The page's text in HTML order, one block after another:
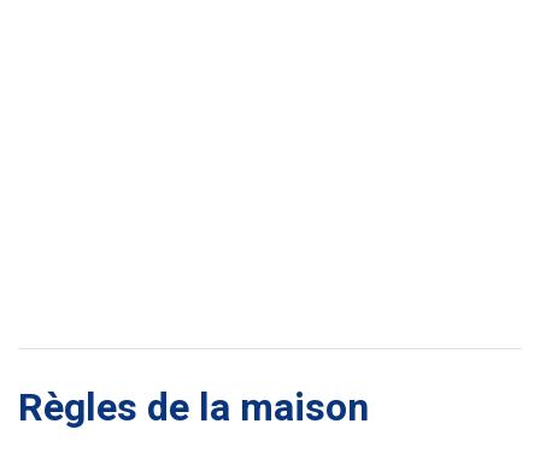
Règles de la maison